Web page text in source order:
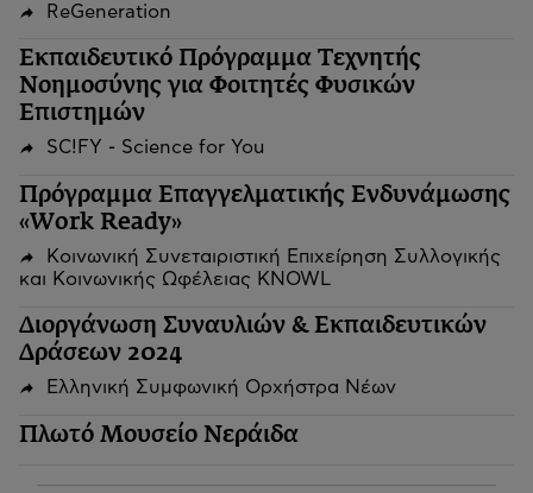
ReGeneration
Εκπαιδευτικό Πρόγραμμα Τεχνητής
Νοημοσύνης για Φοιτητές Φυσικών
Επιστημών
SC!FY - Science for You
Πρόγραμμα Επαγγελματικής Ενδυνάμωσης
«Work Ready»
Κοινωνική Συνεταιριστική Επιχείρηση Συλλογικής
και Κοινωνικής Ωφέλειας KNOWL
Διοργάνωση Συναυλιών & Εκπαιδευτικών
Δράσεων 2024
Ελληνική Συμφωνική Ορχήστρα Νέων
Πλωτό Μουσείο Νεράιδα